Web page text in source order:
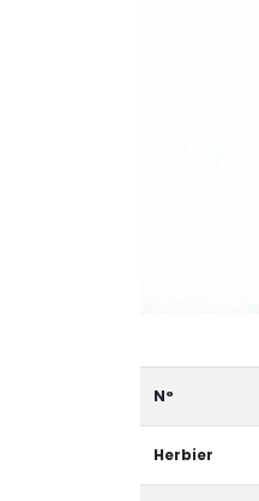
N°
Herbier